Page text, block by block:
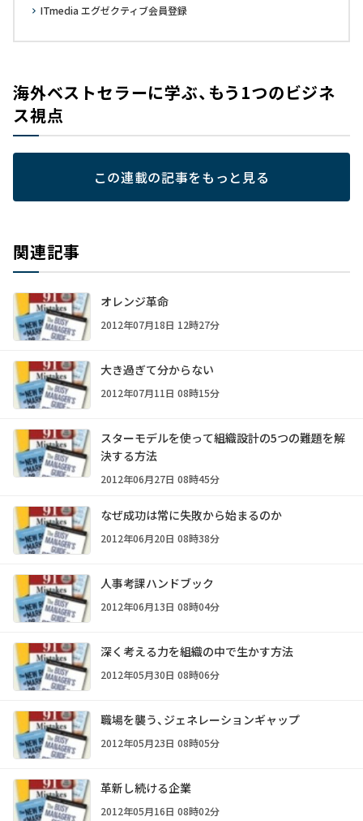
ITmedia エグゼクティブ会員登録
海外ベストセラーに学ぶ、もう1つのビジネ
ス視点
この連載の記事をもっと見る
関連記事
オレンジ革命
2012年07月18日 12時27分
大き過ぎて分からない
2012年07月11日 08時15分
スターモデルを使って組織設計の5つの難題を解
決する方法
2012年06月27日 08時45分
なぜ成功は常に失敗から始まるのか
2012年06月20日 08時38分
人事考課ハンドブック
2012年06月13日 08時04分
深く考える力を組織の中で生かす方法
2012年05月30日 08時06分
職場を襲う、ジェネレーションギャップ
2012年05月23日 08時05分
革新し続ける企業
2012年05月16日 08時02分